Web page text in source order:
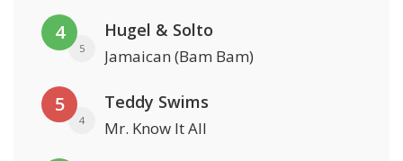
4
5
Hugel & Solto
Jamaican (Bam Bam)
5
4
Teddy Swims
Mr. Know It All